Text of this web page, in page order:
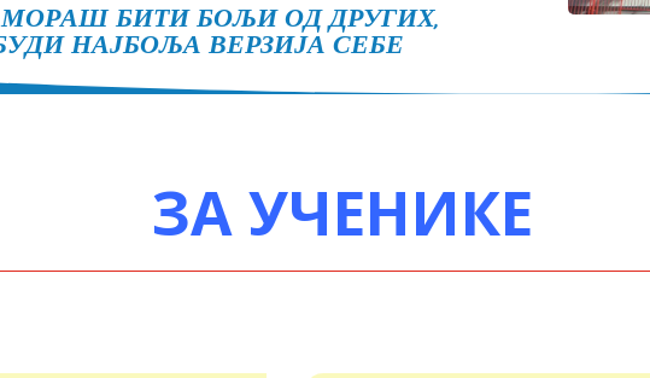
БИТИ БОЉИ ОД ДРУГИХ,
НАЈБОЉА ВЕРЗИЈА СЕБЕ
ЗА УЧЕНИКЕ